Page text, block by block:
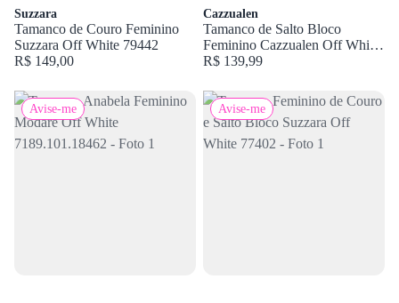
Suzzara
Tamanco de Couro Feminino
Suzzara Off White 79442
R$ 149,00
Cazzualen
Tamanco de Salto Bloco
Feminino Cazzualen Off White
14192
R$ 139,99
Avise-me Avise-me